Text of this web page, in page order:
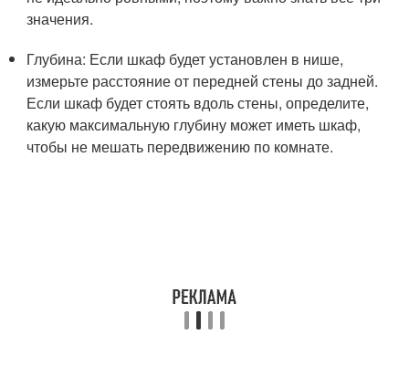
значения.
Глубина: Если шкаф будет установлен в нише,
измерьте расстояние от передней стены до задней.
Если шкаф будет стоять вдоль стены, определите,
какую максимальную глубину может иметь шкаф,
чтобы не мешать передвижению по комнате.